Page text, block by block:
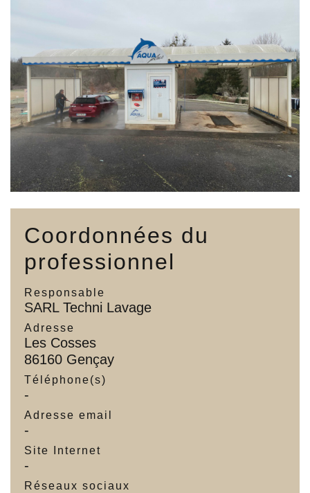
Coordonnées du
professionnel
Responsable
SARL Techni Lavage
Adresse
Les Cosses
86160 Gençay
Téléphone(s)
-
Adresse email
-
Site Internet
-
Réseaux sociaux